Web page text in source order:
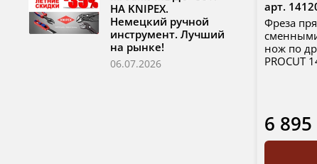
арт.
Фреза
нож по
PROCUT
6
НА KNIPEX.
Немецкий ручной
инструмент. Лучший
на рынке!
06.07.2026